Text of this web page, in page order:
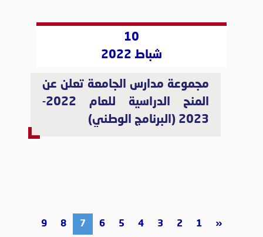
10
شباط 2022
مجموعة مدارس الجامعة تعلن عن
المنح الدراسية للعام 2022-
2023 (البرنامج الوطني)
«
1
2
3
4
5
6
7
8
9